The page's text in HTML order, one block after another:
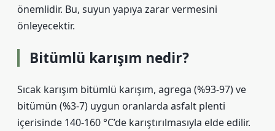
önemlidir. Bu, suyun yapıya zarar vermesini
önleyecektir.
Bitümlü karışım nedir?
Sıcak karışım bitümlü karışım, agrega (%93-97) ve
bitümün (%3-7) uygun oranlarda asfalt plenti
içerisinde 140-160 °C’de karıştırılmasıyla elde edilir.